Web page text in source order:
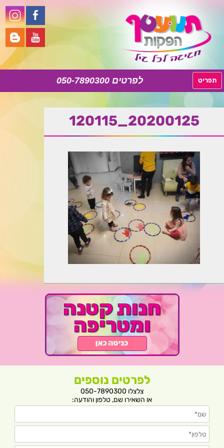
050-7890300 תפריט
לתוכן
20200125_120115
לפרטים נוספים
צלצלו 050-7890300
או השאירו שם, טלפון והודעה: